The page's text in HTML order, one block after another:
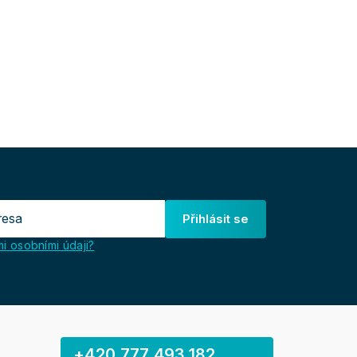
Přihlásit se
osobními údaji?